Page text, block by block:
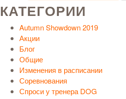
КАТЕГОРИИ
Autumn Showdown 2019
Акции
Блог
Общие
Изменения в расписании
Соревнования
Спроси у тренера DOG